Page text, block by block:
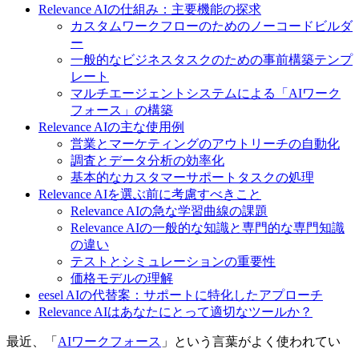
Relevance AIの仕組み：主要機能の探求
カスタムワークフローのためのノーコードビルダ
ー
一般的なビジネスタスクのための事前構築テンプ
レート
マルチエージェントシステムによる「AIワーク
フォース」の構築
Relevance AIの主な使用例
営業とマーケティングのアウトリーチの自動化
調査とデータ分析の効率化
基本的なカスタマーサポートタスクの処理
Relevance AIを選ぶ前に考慮すべきこと
Relevance AIの急な学習曲線の課題
Relevance AIの一般的な知識と専門的な専門知識
の違い
テストとシミュレーションの重要性
価格モデルの理解
eesel AIの代替案：サポートに特化したアプローチ
Relevance AIはあなたにとって適切なツールか？
最近、「 AIワークフォース 」という言葉がよく使われてい